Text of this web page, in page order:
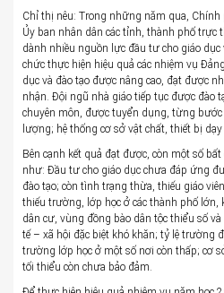
Chỉ thị nêu: Trong những năm qua, Chính
Ủy ban nhân dân các tỉnh, thành phố trực
dành nhiều nguồn lực đầu tư cho giáo dục
chức thực hiện hiệu quả các nhiệm vụ
dục và đào tạo được nâng cao, đạt được
nhận. Đội ngũ nhà giáo tiếp tục được đào
chuyên môn, được tuyển dụng, từng
lượng; hệ thống cơ sở vật chất, thiết bị
Bên cạnh kết quả đạt được, còn một số
như: Đầu tư cho giáo dục chưa đáp ứng
đào tạo; còn tình trạng thừa, thiếu giáo
thiếu trường, lớp học ở các thành phố lớn,
dân cư, vùng đồng bào dân tộc thiểu số
tế – xã hội đặc biệt khó khăn; tỷ lệ trường
trường lớp học ở một số nơi còn thấp; cơ
tối thiểu còn chưa bảo đảm.